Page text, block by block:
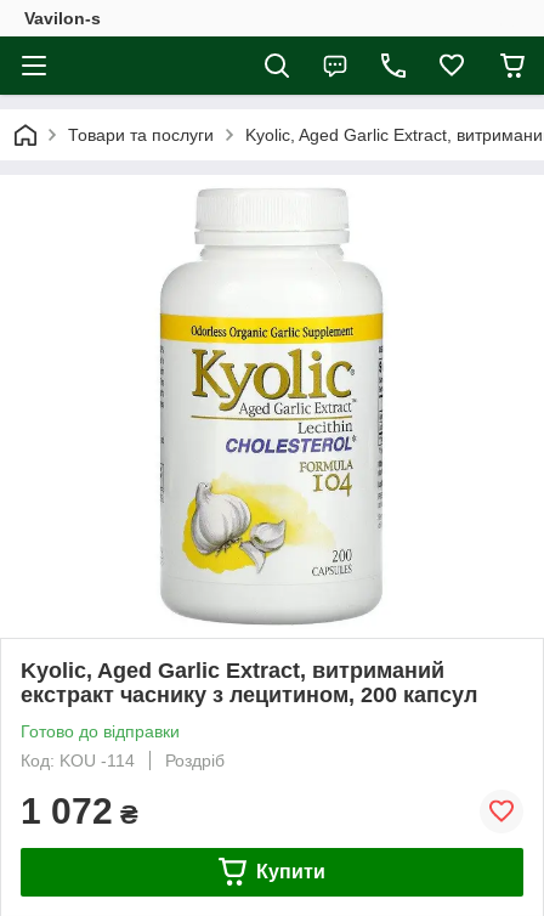
Vavilon-s
Товари та послуги Kyolic, Aged Garlic Extract,
Kyolic, Aged Garlic Extract, витриманий
екстракт часнику з лецитином, 200 капсул
Готово до відправки
Код: KOU -114
Роздріб
1 072 ₴
Купити